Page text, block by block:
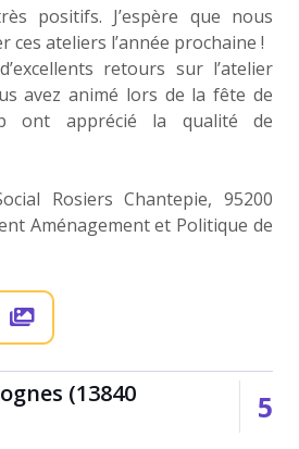
positifs. J’espère que nous
ateliers l’année prochaine !
retours sur l’atelier
avez animé lors de la fête de
ont apprécié la qualité de
Rosiers Chantepie, 95200
Aménagement et Politique de
(13840
6